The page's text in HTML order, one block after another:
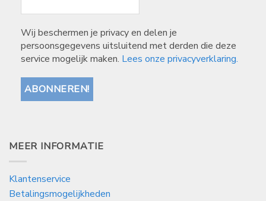
Wij beschermen je privacy en delen je
persoonsgegevens uitsluitend met derden die deze
service mogelijk maken. Lees onze privacyverklaring.
MEER INFORMATIE
Klantenservice
Betalingsmogelijkheden